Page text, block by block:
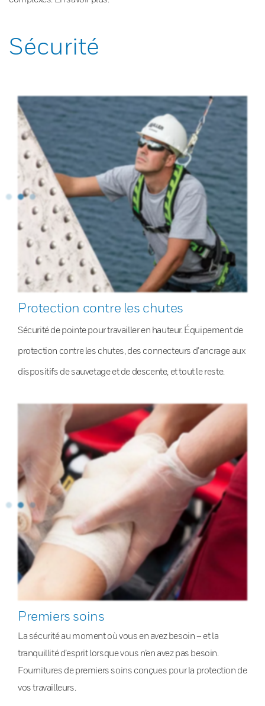
Sécurité
Protection contre les chutes
Sécurité de pointe pour travailler en hauteur. Équipement de
protection contre les chutes, des connecteurs d’ancrage aux
dispositifs de sauvetage et de descente, et tout le reste.
Premiers soins
La sécurité au moment où vous en avez besoin – et la
tranquillité d’esprit lorsque vous n’en avez pas besoin.
Fournitures de premiers soins conçues pour la protection de
vos travailleurs.